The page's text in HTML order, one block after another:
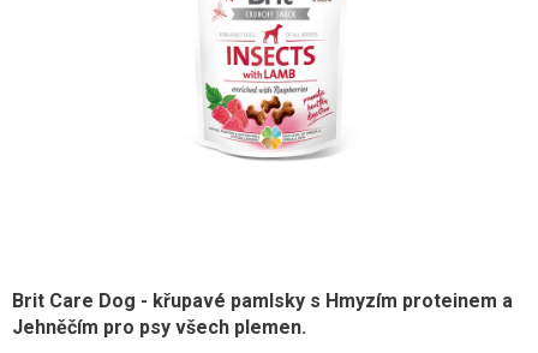
Brit Care Dog - křupavé pamlsky s Hmyzím proteinem a
Jehněčím pro psy všech plemen.